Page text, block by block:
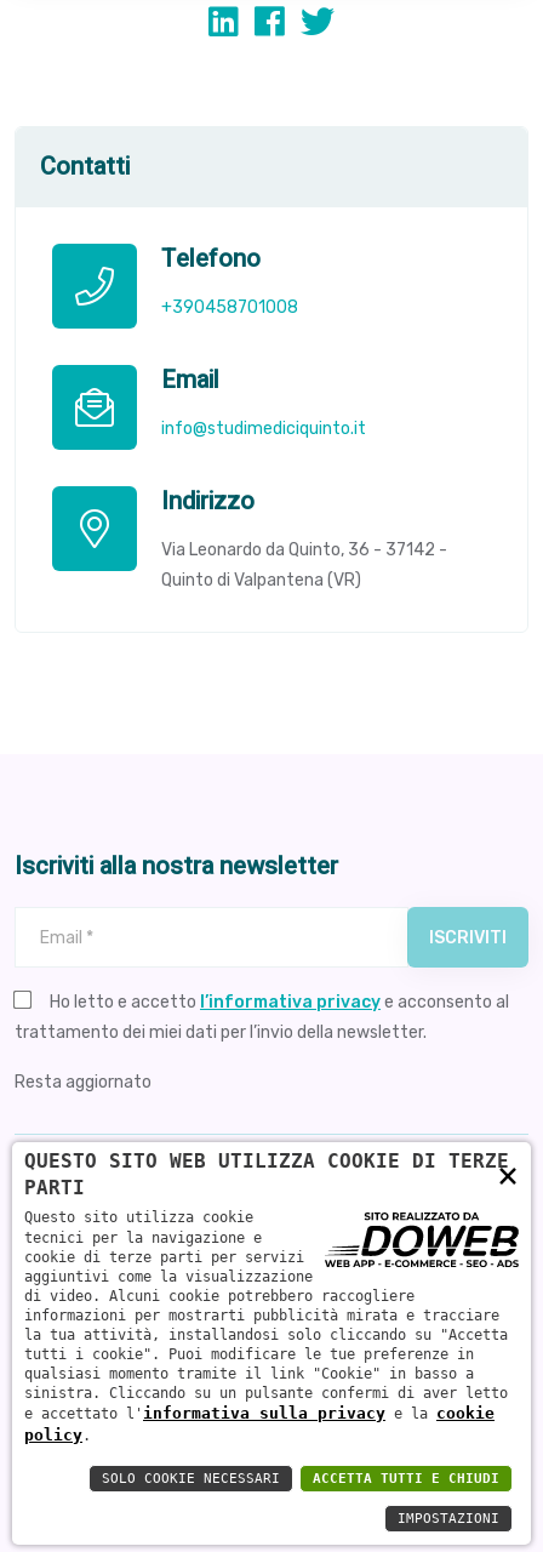
Contatti
Telefono
+390458701008
Email
info@studimediciquinto.it
Indirizzo
Via Leonardo da Quinto, 36 - 37142 -
Quinto di Valpantena (VR)
Iscriviti alla nostra newsletter
ISCRIVITI
Vuoto Newsletter
Ho letto e accetto l’informativa privacye acconsento al
trattamento dei miei dati per l’invio della newsletter.
Resta aggiornato
Medicina generale
Medicina specialistica
Realizzazione siti web a Verona
×
QUESTO SITO WEB UTILIZZA COOKIE DI TERZE
PARTI
Questo sito utilizza cookie
tecnici per la navigazione e
cookie di terze parti per servizi
aggiuntivi come la visualizzazione
di video. Alcuni cookie potrebbero raccogliere
informazioni per mostrarti pubblicità mirata e tracciare
la tua attività, installandosi solo cliccando su "Accetta
tutti i cookie". Puoi modificare le tue preferenze in
qualsiasi momento tramite il link "Cookie" in basso a
sinistra. Cliccando su un pulsante confermi di aver letto
e accettato l' informativa sulla privacy e la cookie
policy.
ACCETTA TUTTI E CHIUDI
SOLO COOKIE NECESSARI
IMPOSTAZIONI